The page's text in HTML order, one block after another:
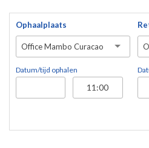
Ophaalplaats
Office Mambo Curacao
Datum/tijd ophalen